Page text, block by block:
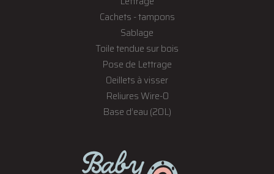
Cachets - tampons
Sablage
Toile tendue sur bois
Pose de Lettrage
Oeillets à visser
Reliures Wire-O
Base d’eau (20L)